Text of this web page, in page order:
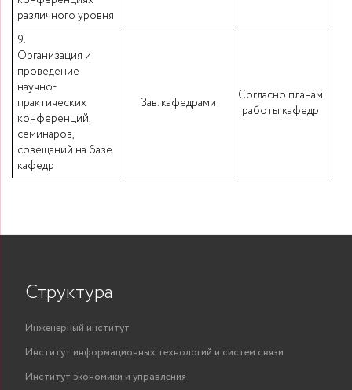
различного уровня
9.
Организация и
проведение
научно-
практических
конференций,
семинаров,
совещаний на базе
кафедр
Зав. кафедрами
Согласно планам
работы кафедр
Структура
Инженерный институт
Институт информационных технологий и систем связи
Институт экономики и управления